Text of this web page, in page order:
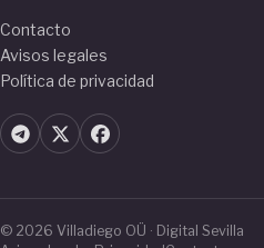
Contacto
Avisos legales
Política de privacidad
© 2026 Villadiego OÜ · Digital Sevilla